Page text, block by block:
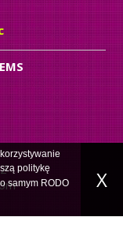
politykę
samym RODO
X